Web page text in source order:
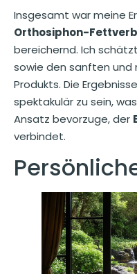
Insgesamt war meine
Orthosiphon-
bereichernd. Ich
sowie den sanften und
Produkts. Die
spektakulär zu sein,
Ansatz bevorzuge, der
verbindet.